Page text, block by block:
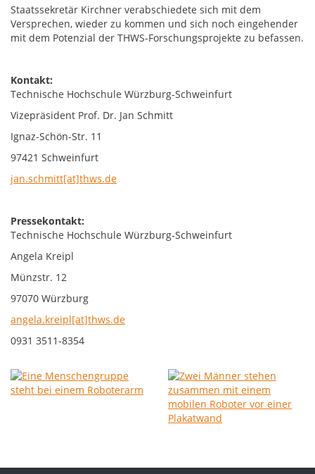
Staatssekretär Kirchner verabschiedete sich mit dem
Versprechen, wieder zu kommen und sich noch eingehender
mit dem Potenzial der THWS-Forschungsprojekte zu befassen.
Kontakt:
Technische Hochschule Würzburg-Schweinfurt
Vizepräsident Prof. Dr. Jan Schmitt
Ignaz-Schön-Str. 11
97421 Schweinfurt
jan.schmitt[at]thws.de
Pressekontakt:
Technische Hochschule Würzburg-Schweinfurt
Angela Kreipl
Münzstr. 12
97070 Würzburg
angela.kreipl[at]thws.de
0931 3511-8354